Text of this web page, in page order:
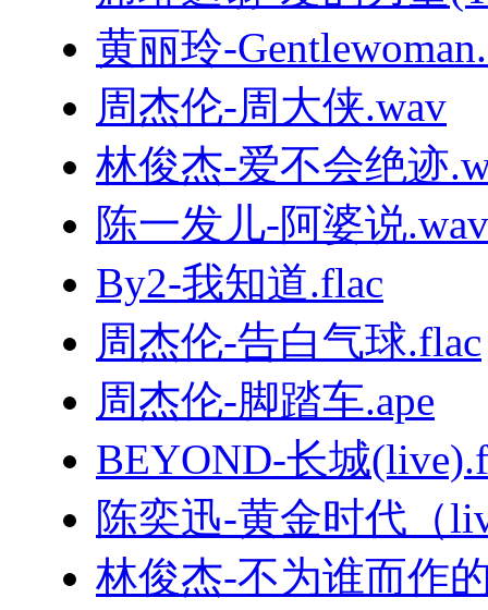
黄丽玲-
周杰伦-周大侠.wav
林俊杰-爱不会绝迹
陈一发儿-阿婆说.wav
By2-我知道.flac
周杰伦-告白气球.flac
周杰伦-脚踏车.ape
BEYOND-长城
陈奕迅-黄金时代（
林俊杰-不为谁而作